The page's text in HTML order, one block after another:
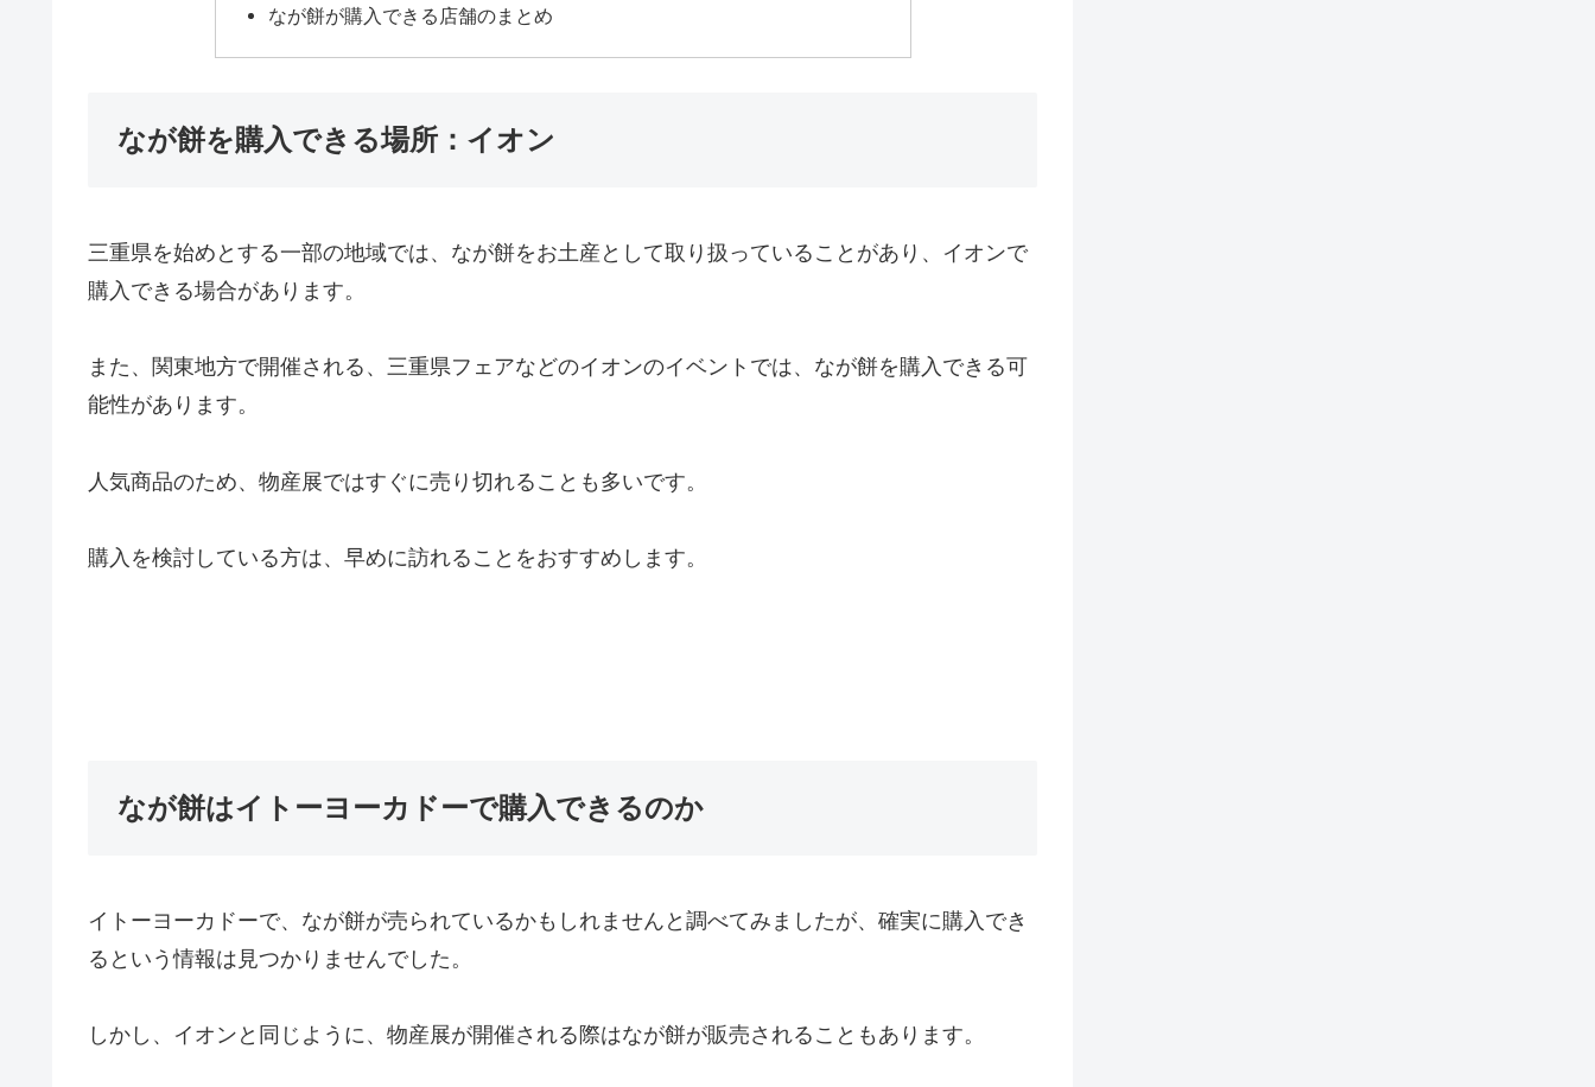
なが餅が購入できる店舗のまとめ
なが餅を購入できる場所：イオン
三重県を始めとする一部の地域では、なが餅をお土産として取り扱っていることがあり、イオンで
購入できる場合があります。
また、関東地方で開催される、三重県フェアなどのイオンのイベントでは、なが餅を購入できる可
能性があります。
人気商品のため、物産展ではすぐに売り切れることも多いです。
購入を検討している方は、早めに訪れることをおすすめします。
なが餅はイトーヨーカドーで購入できるのか
イトーヨーカドーで、なが餅が売られているかもしれませんと調べてみましたが、確実に購入でき
るという情報は見つかりませんでした。
しかし、イオンと同じように、物産展が開催される際はなが餅が販売されることもあります。